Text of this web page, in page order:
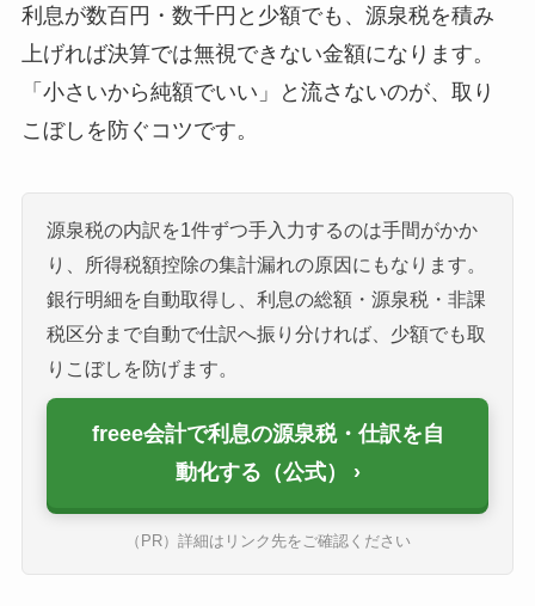
利息が数百円・数千円と少額でも、源泉税を積み
上げれば決算では無視できない金額になります。
「小さいから純額でいい」と流さないのが、取り
こぼしを防ぐコツです。
源泉税の内訳を1件ずつ手入力するのは手間がかか
り、所得税額控除の集計漏れの原因にもなります。
銀行明細を自動取得し、利息の総額・源泉税・非課
税区分まで自動で仕訳へ振り分ければ、少額でも取
りこぼしを防げます。
freee会計で利息の源泉税・仕訳を自
動化する（公式）
（PR）詳細はリンク先をご確認ください